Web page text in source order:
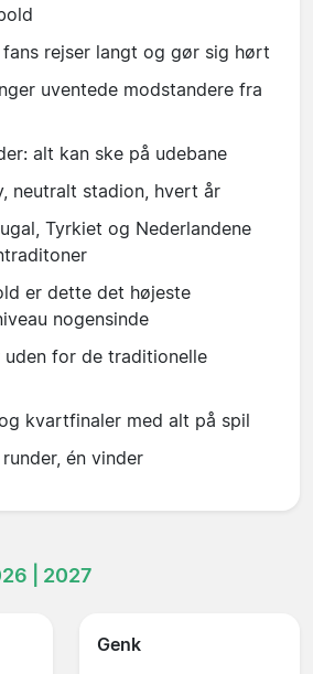
rejser langt og gør sig hørt
uventede modstandere fra
alt kan ske på udebane
neutralt stadion, hvert år
Tyrkiet og Nederlandene
er dette det højeste
nogensinde
uden for de traditionelle
kvartfinaler med alt på spil
én vinder
| 2027
Genk